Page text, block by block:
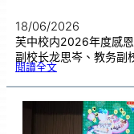
18/06/2026
芙中校内2026年度感
副校长龙思岑、教务副
閱讀全文:
2
6
度
感
卡